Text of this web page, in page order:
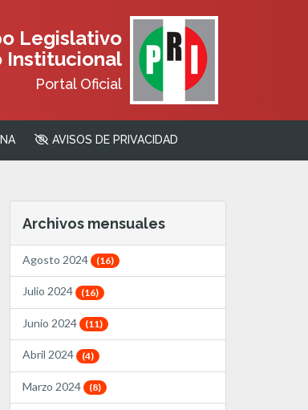
Legislativo
Institucional
Portal Oficial
AVISOS DE PRIVACIDAD
Archivos mensuales
Agosto 2024 (16)
Julio 2024 (16)
Junio 2024 (11)
Abril 2024 (4)
Marzo 2024 (8)